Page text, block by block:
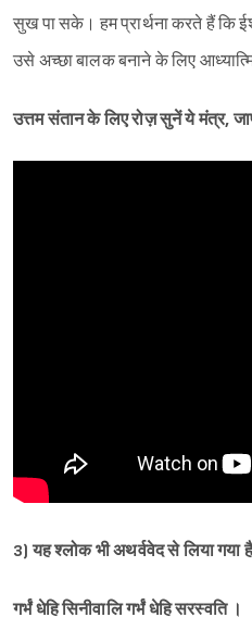
सुख पा सके। हम प्रार्थना करते हैं कि
उसे अच्छा बालक बनाने के लिए
उत्तम संतान के लिए रोज़ सुनें ये मंत्र,
3) यह श्‍लोक भी अथर्ववेद से लिया गया
गर्भं धेहि सिनीवालि गर्भं धेहि सरस्वति ।